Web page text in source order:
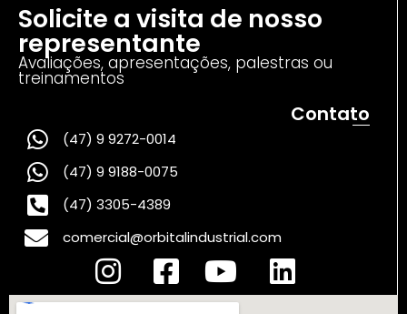
Solicite a visita de nosso
representante
Avaliações, apresentações, palestras ou
treinamentos
Contato
(47) 9 9272-0014
(47) 9 9188-0075
(47) 3305-4389
comercial@orbitalindustrial.com